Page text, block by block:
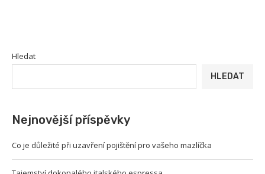
Hledat
HLEDAT
Nejnovější příspěvky
Co je důležité při uzavření pojištění pro vašeho mazlíčka